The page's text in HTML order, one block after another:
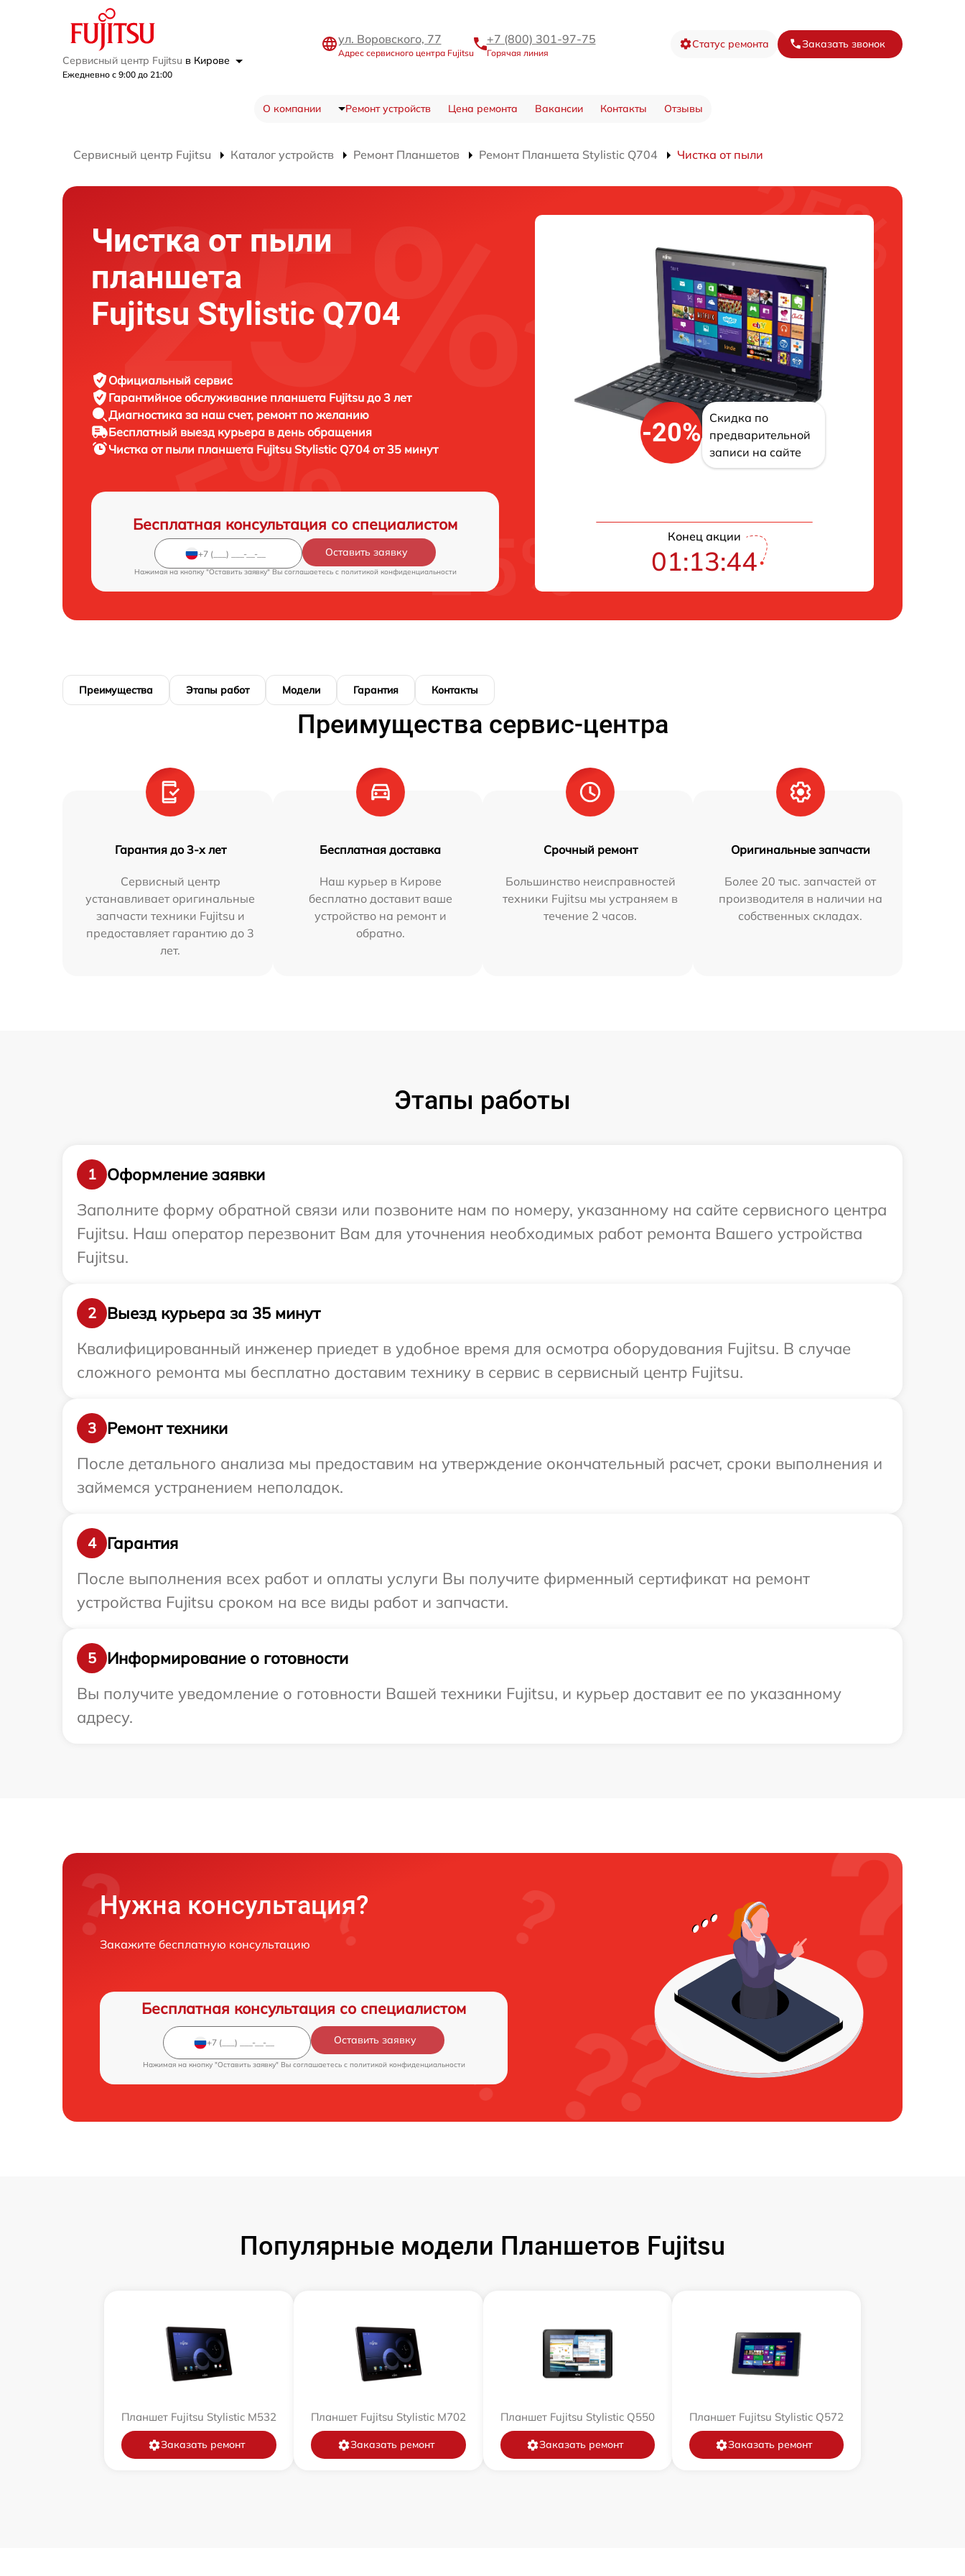
Сервисный центр Fujitsu в Кирове
Ежедневно с 9:00 до 21:00
ул. Воровского, 77
Адрес сервисного центра Fujitsu
+7 (800) 301-97-75
Горячая линия
Статус ремонта Заказать звонок
О компании Ремонт устройств Цена ремонта Вакансии Контакты Отзывы
Сервисный центр Fujitsu Каталог устройств Ремонт Планшетов Ремонт Планшета Stylistic Q704 Чистка от пыли
Чистка от пыли
планшета
Fujitsu Stylistic Q704
Официальный сервис
Гарантийное обслуживание планшета Fujitsu до 3 лет
Диагностика за наш счет, ремонт по желанию
Бесплатный выезд курьера в день обращения
Чистка от пыли планшета Fujitsu Stylistic Q704 от 35 минут
Бесплатная консультация со специалистом
Оставить заявку
Нажимая на кнопку "Оставить заявку" Вы соглашаетесь c политикой конфиденциальности
-20%
Скидка по
предварительной
записи на сайте
Конец акции
01:13:43
Преимущества Этапы работ Модели Гарантия Контакты
Преимущества сервис-центра
Гарантия до 3-х лет
Сервисный центр
устанавливает оригинальные
запчасти техники Fujitsu и
предоставляет гарантию до 3
лет.
Бесплатная доставка
Наш курьер в Кирове
бесплатно доставит ваше
устройство на ремонт и
обратно.
Срочный ремонт
Большинство неисправностей
техники Fujitsu мы устраняем в
течение 2 часов.
Оригинальные запчасти
Более 20 тыс. запчастей от
производителя в наличии на
собственных складах.
Этапы работы
1
Оформление заявки
Заполните форму обратной связи или позвоните нам по номеру, указанному на сайте сервисного центра
Fujitsu. Наш оператор перезвонит Вам для уточнения необходимых работ ремонта Вашего устройства
Fujitsu.
2
Выезд курьера за 35 минут
Квалифицированный инженер приедет в удобное время для осмотра оборудования Fujitsu. В случае
сложного ремонта мы бесплатно доставим технику в сервис в сервисный центр Fujitsu.
3
Ремонт техники
После детального анализа мы предоставим на утверждение окончательный расчет, сроки выполнения и
займемся устранением неполадок.
4
Гарантия
После выполнения всех работ и оплаты услуги Вы получите фирменный сертификат на ремонт
устройства Fujitsu сроком на все виды работ и запчасти.
5
Информирование о готовности
Вы получите уведомление о готовности Вашей техники Fujitsu, и курьер доставит ее по указанному
адресу.
Нужна консультация?
Закажите бесплатную консультацию
Бесплатная консультация со специалистом
Оставить заявку
Нажимая на кнопку "Оставить заявку" Вы соглашаетесь c политикой конфиденциальности
Популярные модели Планшетов Fujitsu
Планшет Fujitsu Stylistic M532
Заказать ремонт
Планшет Fujitsu Stylistic M702
Заказать ремонт
Планшет Fujitsu Stylistic Q550
Заказать ремонт
Планшет Fujitsu Stylistic Q572
Заказать ремонт